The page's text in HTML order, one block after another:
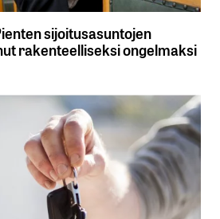
sijoitusasuntojen
rakenteelliseksi ongelmaksi